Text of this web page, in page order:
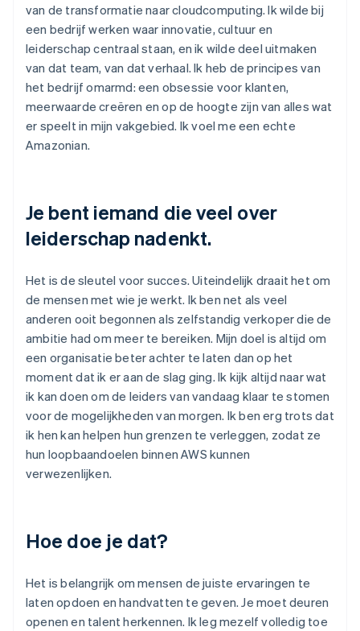
van de transformatie naar cloudcomputing. Ik wilde bij
een bedrijf werken waar innovatie, cultuur en
leiderschap centraal staan, en ik wilde deel uitmaken
van dat team, van dat verhaal. Ik heb de principes van
het bedrijf omarmd: een obsessie voor klanten,
meerwaarde creëren en op de hoogte zijn van alles wat
er speelt in mijn vakgebied. Ik voel me een echte
Amazonian.
Je bent iemand die veel over
leiderschap nadenkt.
Het is de sleutel voor succes. Uiteindelijk draait het om
de mensen met wie je werkt. Ik ben net als veel
anderen ooit begonnen als zelfstandig verkoper die de
ambitie had om meer te bereiken. Mijn doel is altijd om
een organisatie beter achter te laten dan op het
moment dat ik er aan de slag ging. Ik kijk altijd naar wat
ik kan doen om de leiders van vandaag klaar te stomen
voor de mogelijkheden van morgen. Ik ben erg trots dat
ik hen kan helpen hun grenzen te verleggen, zodat ze
hun loopbaandoelen binnen AWS kunnen
verwezenlijken.
Hoe doe je dat?
Het is belangrijk om mensen de juiste ervaringen te
laten opdoen en handvatten te geven. Je moet deuren
openen en talent herkennen. Ik leg mezelf volledig toe